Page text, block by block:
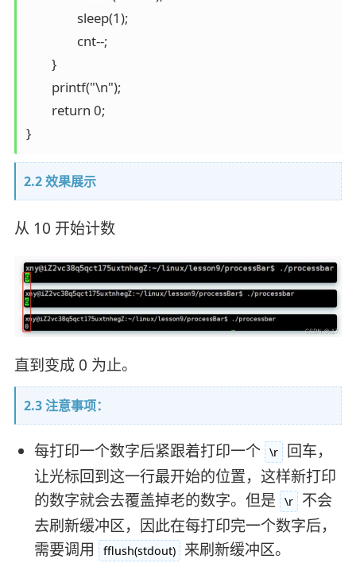
}
2.2 效果展示
从 10 开始计数
直到变成 0 为止。
2.3 注意事项：
每打印一个数字后紧跟着打印一个 \r
回车，
让光标回到这一行最开始的位置，这样新打印
的数字就会去覆盖掉老的数字。但是 \r
不会
去刷新缓冲区，因此在每打印完一个数字后，
需要调用
fflush(stdout) 来刷新缓冲区。